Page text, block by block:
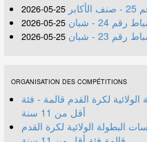
25-05-2026
24 - شبان 25-05-2026
23 - شبان 25-05-2026
ORGANISATION DES COMPÉTITIONS
(05) - البطولة الولائية لكرة القدم قالمة - فئة
أقل من 11 سنة
(04) من منافسات البطولة الولائية لكرة القدم